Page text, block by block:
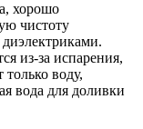
хорошо
чистоту
из-за испарения,
воду,
вода для доливки